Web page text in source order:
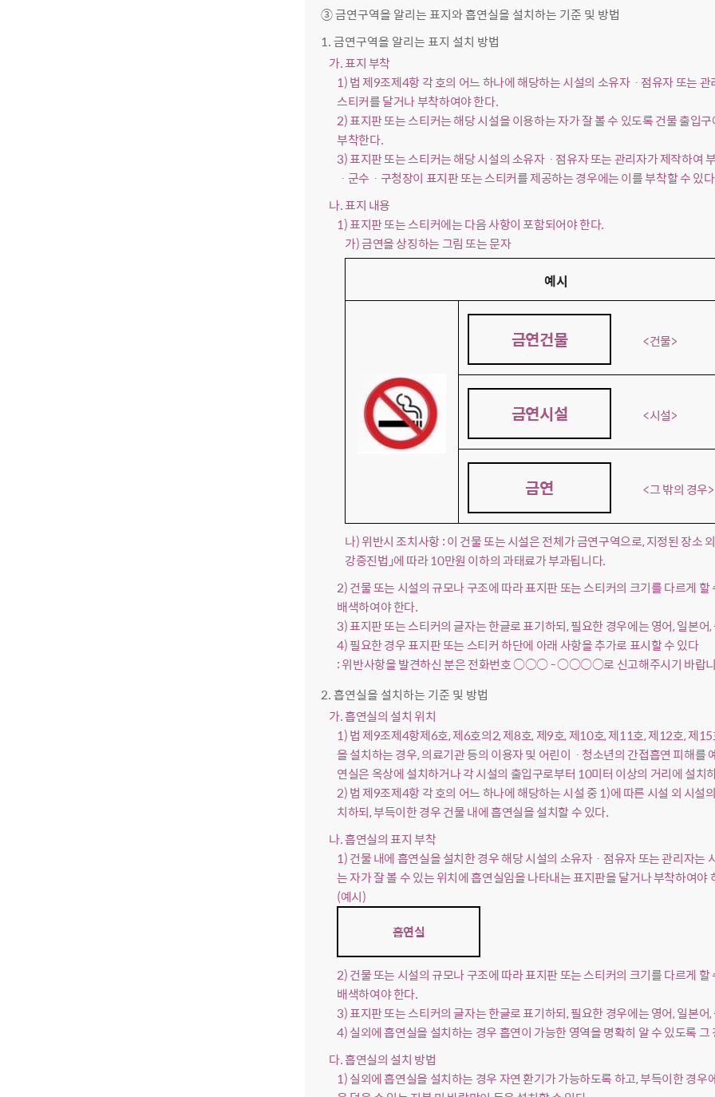
③ 금연구역을 알리는 표지와 흡연실을 설치하는 기준 및 방법
1. 금연구역을 알리는 표지 설치 방법
가. 표지 부착
1) 법 제9조제4항 각 호의 어느 하나에 해당하는 시설의 소유자ㆍ점유자 또는
스티커를 달거나 부착하여야 한다.
2) 표지판 또는 스티커는 해당 시설을 이용하는 자가 잘 볼 수 있도록 건물 출입
부착한다.
3) 표지판 또는 스티커는 해당 시설의 소유자ㆍ점유자 또는 관리자가 제작하여
ㆍ군수ㆍ구청장이 표지판 또는 스티커를 제공하는 경우에는 이를 부착할 수 있
나. 표지 내용
1) 표지판 또는 스티커에는 다음 사항이 포함되어야 한다.
가) 금연을 상징하는 그림 또는 문자
예시
금연건물 <건물>
금연시설 <시설>
금연 <그 밖의 경우>
나) 위반시 조치사항 : 이 건물 또는 시설은 전체가 금연구역으로, 지정된 장소
강증진법」에 따라 10만원 이하의 과태료가 부과됩니다.
2) 건물 또는 시설의 규모나 구조에 따라 표지판 또는 스티커의 크기를 다르게
배색하여야 한다.
3) 표지판 또는 스티커의 글자는 한글로 표기하되, 필요한 경우에는 영어, 일본
4) 필요한 경우 표지판 또는 스티커 하단에 아래 사항을 추가로 표시할 수 있다
: 위반사항을 발견하신 분은 전화번호 ○○○ - ○○○○로 신고해주시기 바랍
2. 흡연실을 설치하는 기준 및 방법
가. 흡연실의 설치 위치
1) 법 제9조제4항제6호, 제6호의2, 제8호, 제9호, 제10호, 제11호, 제12호, 제
을 설치하는 경우, 의료기관 등의 이용자 및 어린이ㆍ청소년의 간접흡연 피해를
연실은 옥상에 설치하거나 각 시설의 출입구로부터 10미터 이상의 거리에 설치
2) 법 제9조제4항 각 호의 어느 하나에 해당하는 시설 중 1)에 따른 시설 외 시
치하되, 부득이한 경우 건물 내에 흡연실을 설치할 수 있다.
나. 흡연실의 표지 부착
1) 건물 내에 흡연실을 설치한 경우 해당 시설의 소유자ㆍ점유자 또는 관리자
는 자가 잘 볼 수 있는 위치에 흡연실임을 나타내는 표지판을 달거나 부착하여야
(예시)
흡연실
2) 건물 또는 시설의 규모나 구조에 따라 표지판 또는 스티커의 크기를 다르게
배색하여야 한다.
3) 표지판 또는 스티커의 글자는 한글로 표기하되, 필요한 경우에는 영어, 일본
4) 실외에 흡연실을 설치하는 경우 흡연이 가능한 영역을 명확히 알 수 있도록
다. 흡연실의 설치 방법
1) 실외에 흡연실을 설치하는 경우 자연 환기가 가능하도록 하고, 부득이한 경